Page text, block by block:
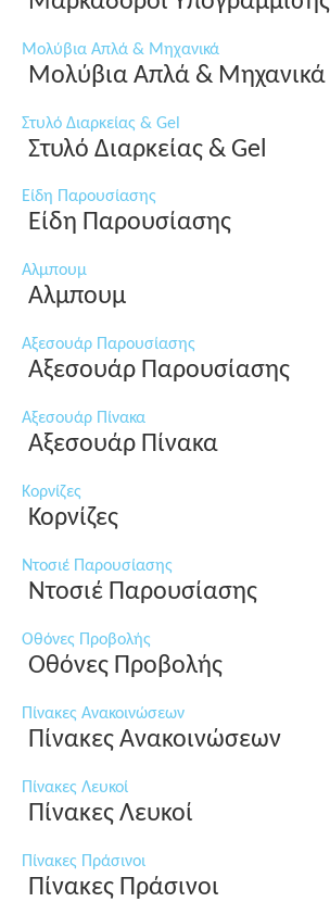
Μολύβια Απλά & Μηχανικά
Μολύβια Απλά & Μηχανικά
Στυλό Διαρκείας & Gel
Στυλό Διαρκείας & Gel
Είδη Παρουσίασης
Είδη Παρουσίασης
Αλμπουμ
Αλμπουμ
Αξεσουάρ Παρουσίασης
Αξεσουάρ Παρουσίασης
Αξεσουάρ Πίνακα
Αξεσουάρ Πίνακα
Κορνίζες
Κορνίζες
Ντοσιέ Παρουσίασης
Ντοσιέ Παρουσίασης
Οθόνες Προβολής
Οθόνες Προβολής
Πίνακες Ανακοινώσεων
Πίνακες Ανακοινώσεων
Πίνακες Λευκοί
Πίνακες Λευκοί
Πίνακες Πράσινοι
Πίνακες Πράσινοι